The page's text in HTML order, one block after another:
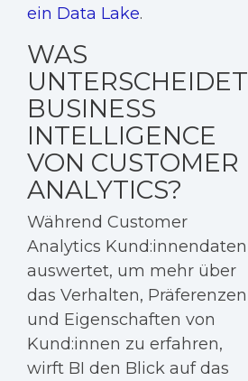
ein Data Lake.
WAS
UNTERSCHEIDET
BUSINESS
INTELLIGENCE
VON CUSTOMER
ANALYTICS?
Während Customer
Analytics Kund:innendaten
auswertet, um mehr über
das Verhalten, Präferenzen
und Eigenschaften von
Kund:innen zu erfahren,
wirft BI den Blick auf das